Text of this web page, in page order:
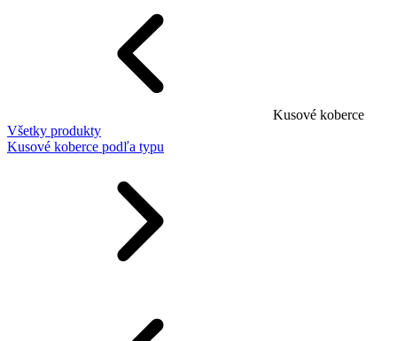
Kusové koberce
Všetky produkty
Kusové koberce podľa typu